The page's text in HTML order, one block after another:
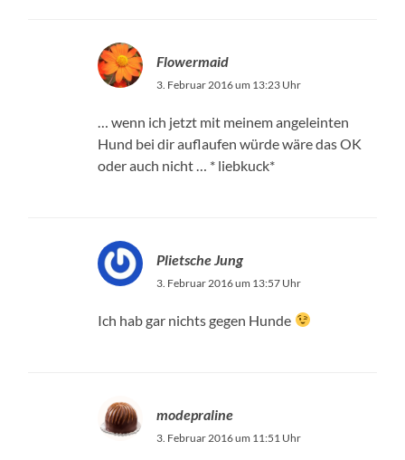
Flowermaid
3. Februar 2016 um 13:23 Uhr
… wenn ich jetzt mit meinem angeleinten
Hund bei dir auflaufen würde wäre das OK
oder auch nicht … * liebkuck*
Plietsche Jung
3. Februar 2016 um 13:57 Uhr
Ich hab gar nichts gegen Hunde
modepraline
3. Februar 2016 um 11:51 Uhr